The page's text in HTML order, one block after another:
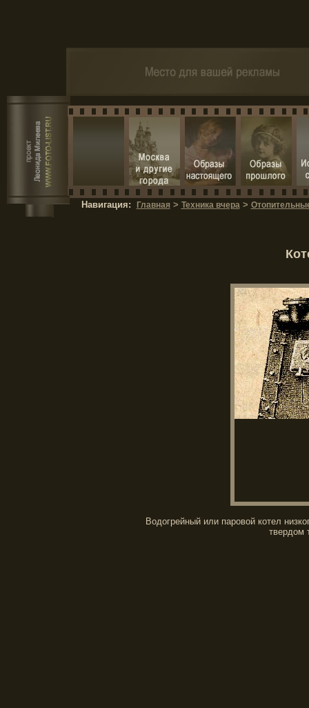
Навигация: Главная > Техника вчера >
Водогрейный или паровой котел
твердом